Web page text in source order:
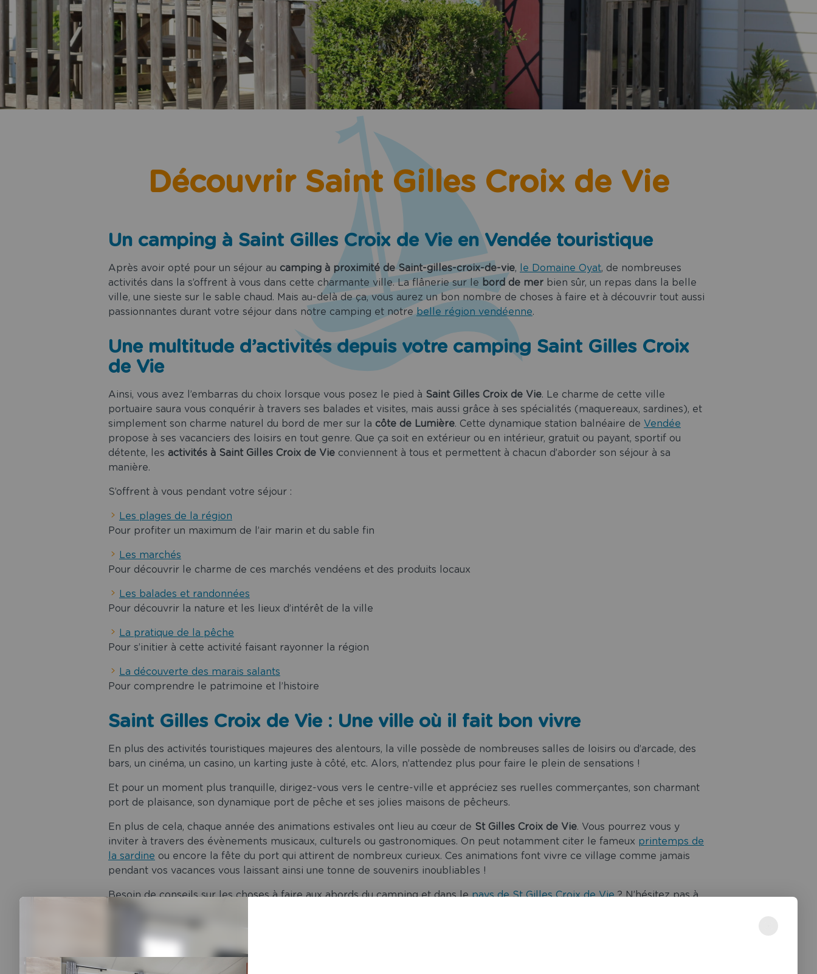
& Accès
Découvrir Saint Gilles Croix de Vie
Un camping à Saint Gilles Croix de Vie en Vendée touristique
Après avoir opté pour un séjour au camping à proximité de Saint-gilles-croix-de-vie, le Domaine Oyat, de nombreuses
activités dans la s’offrent à vous dans cette charmante ville. La flânerie sur le bord de mer bien sûr, un repas dans la belle
ville, une sieste sur le sable chaud. Mais au-delà de ça, vous aurez un bon nombre de choses à faire et à découvrir tout aussi
passionnantes durant votre séjour dans notre camping et notrebelle région vendéenne.
Une multitude d’activités depuis votre camping Saint Gilles Croix
de Vie
Ainsi, vous avez l’embarras du choix lorsque vous posez le pied à Saint Gilles Croix de Vie. Le charme de cette ville
portuaire saura vous conquérir à travers ses balades et visites, mais aussi grâce à ses spécialités (maquereaux, sardines), et
simplement son charme naturel du bord de mer sur la côte de Lumière. Cette dynamique station balnéaire de Vendée
propose à ses vacanciers des loisirs en tout genre. Que ça soit en extérieur ou en intérieur, gratuit ou payant, sportif ou
détente, les activités à Saint Gilles Croix de Vie conviennent à tous et permettent à chacun d’aborder son séjour à sa
manière.
S’offrent à vous pendant votre séjour :
Les plages de la région
Pour profiter un maximum de l’air marin et du sable fin
Les marchés
Pour découvrir le charme de ces marchés vendéens et des produits locaux
Les balades et randonnées
Pour découvrir la nature et les lieux d’intérêt de la ville
La pratique de la pêche
Pour s’initier à cette activité faisant rayonner la région
La découverte des marais salants
Pour comprendre le patrimoine et l’histoire
Saint Gilles Croix de Vie : Une ville où il fait bon vivre
En plus des activités touristiques majeures des alentours, la ville possède de nombreuses salles de loisirs ou d’arcade, des
bars, un cinéma, un casino, un karting juste à côté, etc. Alors, n’attendez plus pour faire le plein de sensations !
Et pour un moment plus tranquille, dirigez-vous vers le centre-ville et appréciez ses ruelles commerçantes, son charmant
port de plaisance, son dynamique port de pêche et ses jolies maisons de pêcheurs.
En plus de cela, chaque année des animations estivales ont lieu au cœur de St Gilles Croix de Vie. Vous pourrez vous y
inviter à travers des évènements musicaux, culturels ou gastronomiques. On peut notamment citer le fameux printemps de
la sardine ou encore la fête du port qui attirent de nombreux curieux. Ces animations font vivre ce village comme jamais
pendant vos vacances vous laissant ainsi une tonne de souvenirs inoubliables !
Besoin de conseils sur les choses à faire aux abords du camping et dans lepays de St Gilles Croix de Vie? N’hésitez pas à